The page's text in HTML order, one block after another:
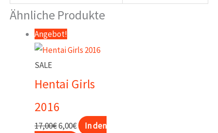
Ähnliche Produkte
Angebot!
SALE
Hentai Girls
2016
17,00€Ursprünglicher
6,00€Aktueller
In den